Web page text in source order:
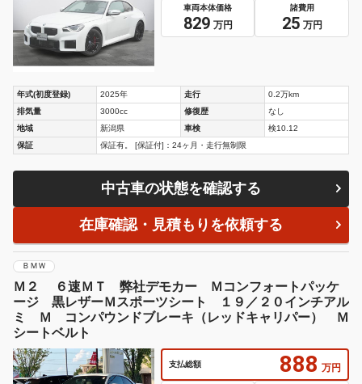
車両本体価格
829 万円
諸費用
25 万円
年式(初度登録) 2025年 走行
0.2万km
排気量
3000cc 修復歴
なし
地域
新潟県 車検
検10.12
保証
保証有。 [保証付]：24ヶ月・走行無制限
中古車の状態を確認する
在庫確認・見積もりを依頼する
ＢＭＷ
Ｍ２ ６速ＭＴ 弊社デモカー Ｍコンフォートパッケ
ージ 黒レザーＭスポーツシート １９／２０インチアル
ミ Ｍ コンパウンドブレーキ（レッドキャリパー） Ｍ
シートベルト
支払総額 888 万円